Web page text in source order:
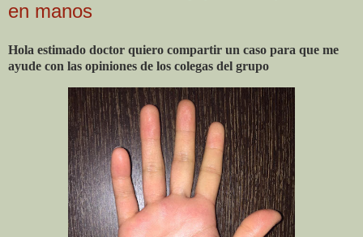
en manos
Hola estimado doctor quiero compartir un caso para que me
ayude con las opiniones de los colegas del grupo